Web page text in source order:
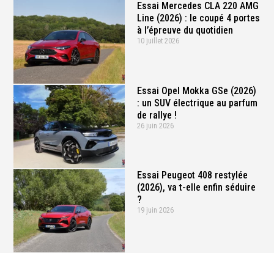
Essai Mercedes CLA 220 AMG
Line (2026) : le coupé 4 portes
à l’épreuve du quotidien
10 juillet 2026
Essai Opel Mokka GSe (2026)
: un SUV électrique au parfum
de rallye !
26 juin 2026
Essai Peugeot 408 restylée
(2026), va t-elle enfin séduire
?
19 juin 2026